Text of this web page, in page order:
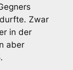
Zwar
in der
aber